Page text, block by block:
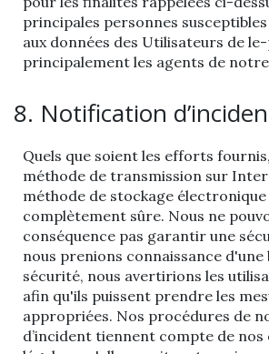
principales personnes susceptibles
aux données des Utilisateurs de
principalement les agents de
8. Notification
Quels que soient les efforts
méthode de transmission sur
méthode de stockage
complètement sûre. Nous ne
conséquence pas garantir une
nous prenions connaissance d'une
sécurité, nous avertirions les
afin qu'ils puissent prendre les
appropriées. Nos procédures de
d’incident tiennent compte de nos